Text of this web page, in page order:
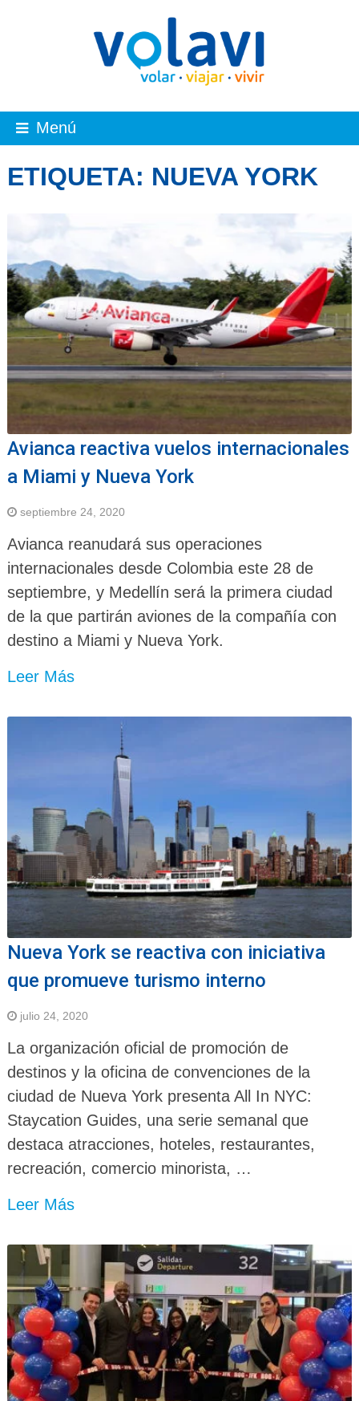
Menú
ETIQUETA: NUEVA YORK
Avianca reactiva vuelos internacionales
a Miami y Nueva York
septiembre 24, 2020
Avianca reanudará sus operaciones
internacionales desde Colombia este 28 de
septiembre, y Medellín será la primera ciudad
de la que partirán aviones de la compañía con
destino a Miami y Nueva York.
Leer Más
Nueva York se reactiva con iniciativa
que promueve turismo interno
julio 24, 2020
La organización oficial de promoción de
destinos y la oficina de convenciones de la
ciudad de Nueva York presenta All In NYC:
Staycation Guides, una serie semanal que
destaca atracciones, hoteles, restaurantes,
recreación, comercio minorista, …
Leer Más